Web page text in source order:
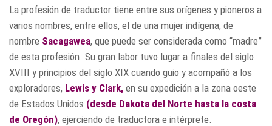
La profesión de traductor tiene entre sus orígenes y pioneros a
varios nombres, entre ellos, el de una mujer indígena, de
nombre Sacagawea, que puede ser considerada como “madre”
de esta profesión. Su gran labor tuvo lugar a finales del siglo
XVIII y principios del siglo XIX cuando guio y acompañó a los
exploradores, Lewis y Clark, en su expedición a la zona oeste
de Estados Unidos (desde Dakota del Norte hasta la costa
de Oregón), ejerciendo de traductora e intérprete.